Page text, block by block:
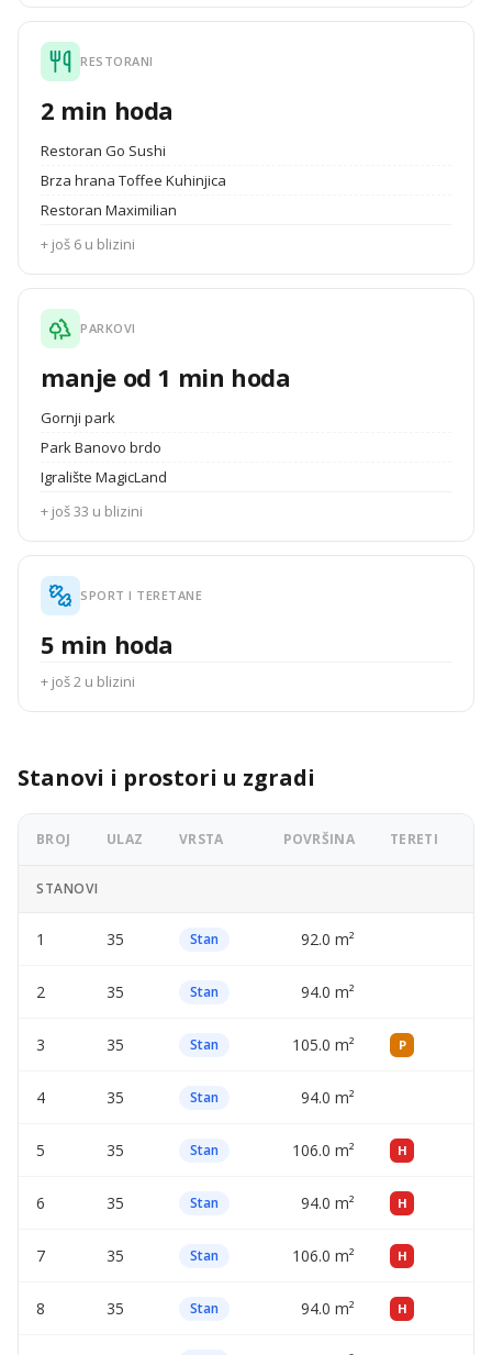
RESTORANI
2 min hoda
Restoran Go Sushi
Brza hrana Toffee Kuhinjica
Restoran Maximilian
+ još 6 u blizini
PARKOVI
manje od 1 min hoda
Gornji park
Park Banovo brdo
Igralište MagicLand
+ još 33 u blizini
SPORT I TERETANE
5 min hoda
+ još 2 u blizini
Stanovi i prostori u zgradi
BROJ ULAZ VRSTA POVRŠINA TERETI
STANOVI
1 35 Stan 92.0 m²
2 35 Stan 94.0 m²
3 35 Stan 105.0 m² P
4 35 Stan 94.0 m²
5 35 Stan 106.0 m² H
6 35 Stan 94.0 m² H
7 35 Stan 106.0 m² H
8 35 Stan 94.0 m² H